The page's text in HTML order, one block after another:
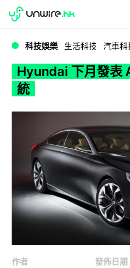
Hyundai 下月
WWDC 2026
科技娛樂 生活科技 汽車科
Hyundai 下月發表
統
作者
發佈日期